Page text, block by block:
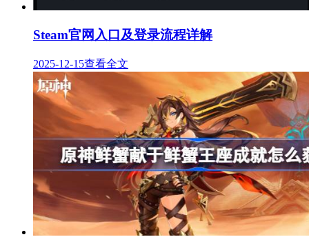
Steam官网入口及登录流程详解
2025-12-15查看全文